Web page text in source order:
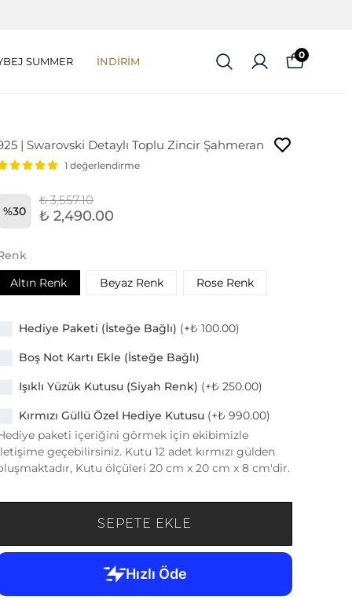
SUMMER İNDİRİM
0
| Swarovski Detaylı Toplu Zincir Şahmeran
1 değerlendirme
%30
₺ 3,557.10
₺ 2,490.00
Altın Renk
Beyaz Renk Rose Renk
Hediye Paketi (İsteğe Bağlı) (+₺ 100.00)
Boş Not Kartı Ekle (İsteğe Bağlı)
Işıklı Yüzük Kutusu (Siyah Renk) (+₺ 250.00)
Kırmızı Güllü Özel Hediye Kutusu (+₺ 990.00)
paketi içeriğini görmek için ekibimizle
geçebilirsiniz. Kutu 12 adet kırmızı gülden
Kutu ölçüleri 20 cm x 20 cm x 8 cm'dir.
SEPETE EKLE